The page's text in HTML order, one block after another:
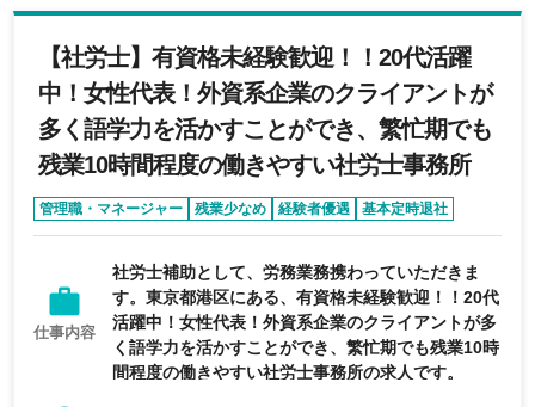
【社労士】有資格未経験歓迎！！20代活躍
中！女性代表！外資系企業のクライアントが
多く語学力を活かすことができ、繁忙期でも
残業10時間程度の働きやすい社労士事務所
管理職・マネージャー 残業少なめ 経験者優遇
基本定時退社
外資系企業
仕事内容
社労士補助として、労務業務携わっていただきま
す。東京都港区にある、有資格未経験歓迎！！20代
活躍中！女性代表！外資系企業のクライアントが多
く語学力を活かすことができ、繁忙期でも残業10時
間程度の働きやすい社労士事務所の求人です。